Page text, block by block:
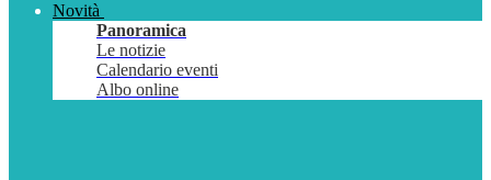
Novità
Panoramica
Le notizie
Calendario eventi
Albo online